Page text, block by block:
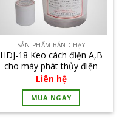
SẢN PHẨM BÁN CHẠY
HDJ-18 Keo cách điện A,B
cho máy phát thủy điện
Liên hệ
MUA NGAY